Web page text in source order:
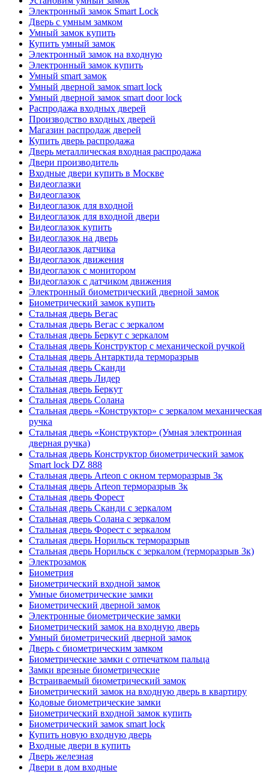
Электронный замок Smart Lock
Дверь с умным замком
Умный замок купить
Купить умный замок
Электронный замок на входную
Электронный замок купить
Умный smart замок
Умный дверной замок smart lock
Умный дверной замок smart door lock
Распродажа входных дверей
Производство входных дверей
Магазин распродаж дверей
Купить дверь распродажа
Дверь металлическая входная распродажа
Двери производитель
Входные двери купить в Москве
Видеоглазки
Видеоглазок
Видеоглазок для входной
Видеоглазок для входной двери
Видеоглазок купить
Видеоглазок на дверь
Видеоглазок датчика
Видеоглазок движения
Видеоглазок с монитором
Видеоглазок с датчиком движения
Электронный биометрический дверной замок
Биометрический замок купить
Стальная дверь Вегас
Стальная дверь Вегас с зеркалом
Стальная дверь Беркут с зеркалом
Стальная дверь Конструктор с механической ручкой
Стальная дверь Антарктида терморазрыв
Стальная дверь Сканди
Стальная дверь Лидер
Стальная дверь Беркут
Стальная дверь Солана
Стальная дверь «Конструктор» с зеркалом механическая
ручка
Стальная дверь «Конструктор» (Умная электронная
дверная ручка)
Стальная дверь Конструктор биометрический замок
Smart lock DZ 888
Стальная дверь Arteon с окном терморазрыв 3к
Стальная дверь Arteon терморазрыв 3к
Стальная дверь Форест
Стальная дверь Сканди с зеркалом
Стальная дверь Солана с зеркалом
Стальная дверь Форест с зеркалом
Стальная дверь Норильск терморазрыв
Стальная дверь Норильск с зеркалом (терморазрыв 3к)
Электрозамок
Биометрия
Биометрический входной замок
Умные биометрические замки
Биометрический дверной замок
Электронные биометрические замки
Биометрический замок на входную дверь
Умный биометрический дверной замок
Дверь с биометрическим замком
Биометрические замки с отпечатком пальца
Замки врезные биометрические
Встраиваемый биометрический замок
Биометрический замок на входную дверь в квартиру
Кодовые биометрические замки
Биометрический входной замок купить
Биометрический замок smart lock
Купить новую входную дверь
Входные двери в купить
Дверь железная
Двери в дом входные